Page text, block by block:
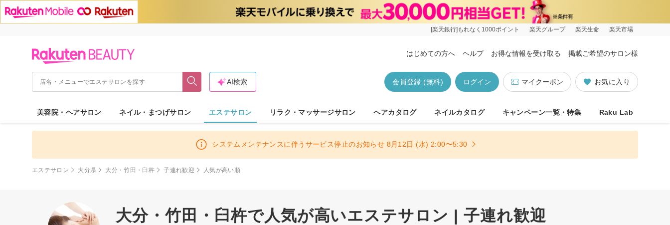
[楽天銀行]もれなく1000ポイント 楽天グループ 楽天生命 楽天市場
はじめての方へ ヘルプ お得な情報を受け取る 掲載ご希望のサロン様
お気に入り
マイクーポン
ログイン
会員登録 (無料)
AI検索
美容院・ヘアサロン ネイル・まつげサロン エステサロン リラク・マッサージサロン ヘアカタログ ネイルカタログ キャンペーン一覧・特集 Raku Lab
システムメンテナンスに伴うサービス停止のお知らせ 8月12日 (水) 2:00〜5:30
エステサロン 大分県 大分・竹田・臼杵 子連れ歓迎 人気が高い順
大分・竹田・臼杵で人気が高いエステサロン | 子連れ歓迎